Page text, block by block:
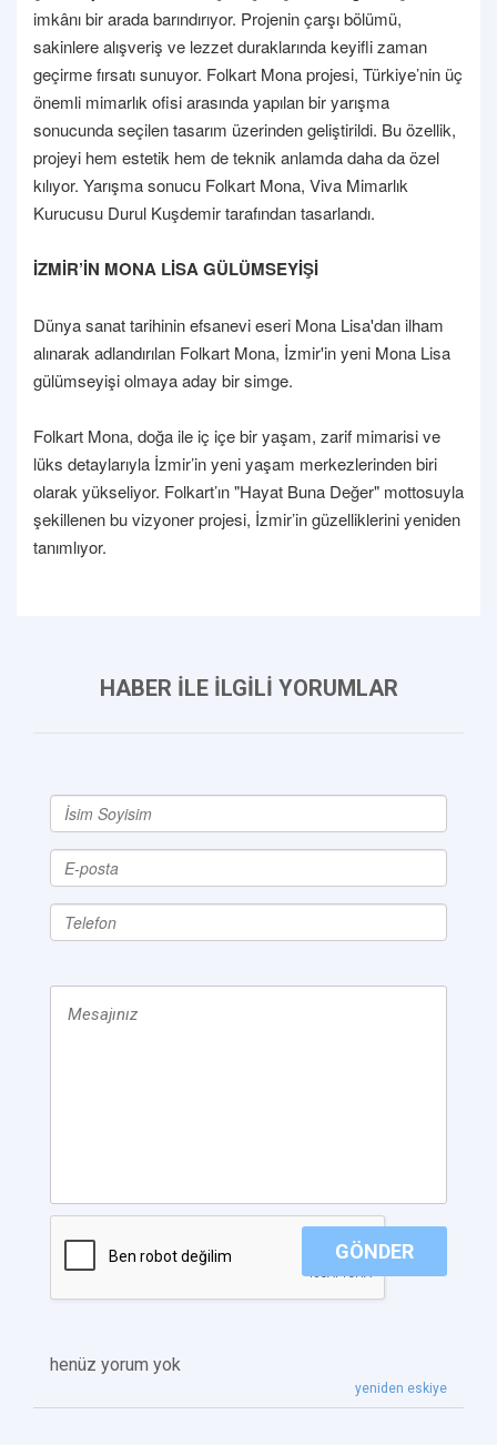
imkânı bir arada barındırıyor. Projenin çarşı bölümü,
sakinlere alışveriş ve lezzet duraklarında keyifli zaman
geçirme fırsatı sunuyor. Folkart Mona projesi, Türkiye’nin üç
önemli mimarlık ofisi arasında yapılan bir yarışma
sonucunda seçilen tasarım üzerinden geliştirildi. Bu özellik,
projeyi hem estetik hem de teknik anlamda daha da özel
kılıyor. Yarışma sonucu Folkart Mona, Viva Mimarlık
Kurucusu Durul Kuşdemir tarafından tasarlandı.
İZMİR’İN MONA LİSA GÜLÜMSEYİŞİ
Dünya sanat tarihinin efsanevi eseri Mona Lisa'dan ilham
alınarak adlandırılan Folkart Mona, İzmir'in yeni Mona Lisa
gülümseyişi olmaya aday bir simge.
Folkart Mona, doğa ile iç içe bir yaşam, zarif mimarisi ve
lüks detaylarıyla İzmir’in yeni yaşam merkezlerinden biri
olarak yükseliyor. Folkart’ın "Hayat Buna Değer" mottosuyla
şekillenen bu vizyoner projesi, İzmir’in güzelliklerini yeniden
tanımlıyor.
HABER İLE İLGİLİ YORUMLAR
GÖNDER
henüz yorum yok
yeniden eskiye